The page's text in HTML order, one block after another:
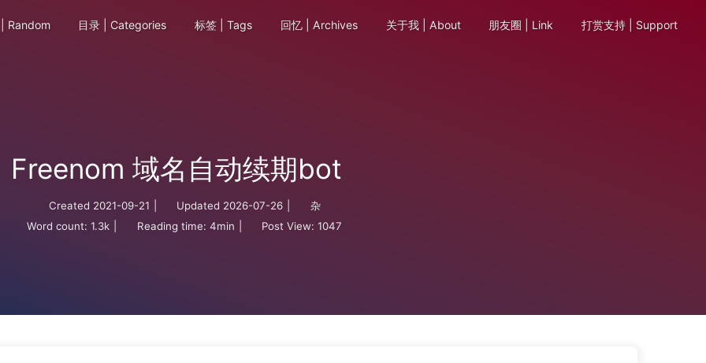
Random 目录 | Categories 标签 | Tags 回忆 | Archives 关于我 | About 朋友圈 | Link 打赏支持 | Support
Freenom 域名自动续期bot
Created 2021-09-21 Updated 2026-07-26
杂
Word count: 1.3k Reading time: 4min Post View: 1047